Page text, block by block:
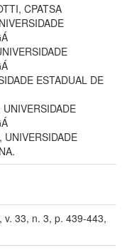
CPATSA
ESTADUAL DE
UNIVERSIDADE
v. 33, n. 3, p. 439-443,